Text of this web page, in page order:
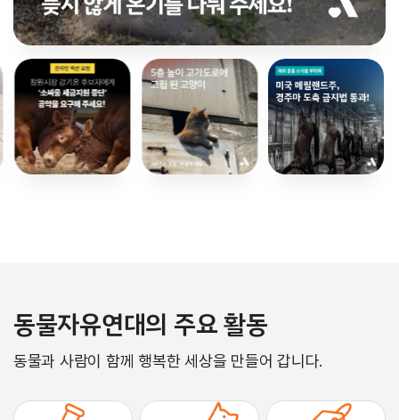
동물자유연대의 주요 활동
동물과 사람이 함께 행복한 세상을 만들어 갑니다.